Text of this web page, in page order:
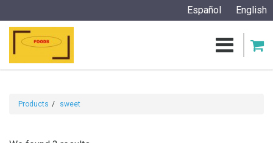
Español English
Products sweet